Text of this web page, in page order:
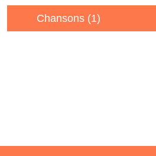
Chansons (1)